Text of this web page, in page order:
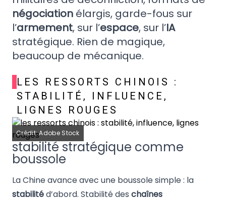
négociation élargis, garde-fous sur
l’armement, sur l’espace, sur l’IA
stratégique. Rien de magique,
beaucoup de mécanique.
LES RESSORTS CHINOIS :
STABILITÉ, INFLUENCE,
LIGNES ROUGES
Crédit: Adobe Stock
stabilité stratégique comme
boussole
La Chine avance avec une boussole simple : la
stabilitéd’abord. Stabilité des chaînes